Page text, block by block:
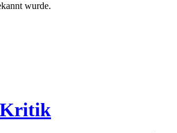
wurde.
Kritik